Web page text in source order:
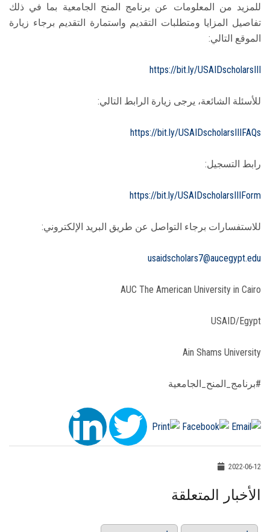
للمزيد من المعلومات عن برنامج المنح الجامعية بما في ذلك
تفاصيل المزايا ومتطلبات التقديم واستمارة التقديم برجاء زيارة
الموقع التالي:
https://bit.ly/USAIDscholarsIII
للأسئلة الشائعة، يرجى زيارة الرابط التالي:
https://bit.ly/USAIDscholarsIIIFAQs
رابط التسجيل:
https://bit.ly/USAIDscholarsIIIForm
للاستفسارات برجاء التواصل عن طريق البريد الإلكتروني:
usaidscholars7@aucegypt.edu
AUC The American University in Cairo
USAID/Egypt
Ain Shams University
#برنامج_المنح_الجامعية
2022-06-12
الأخبار المتعلقة